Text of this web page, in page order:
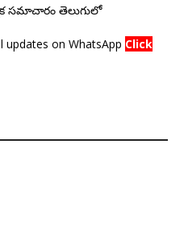
సమాచారం తెలుగులో
updates on WhatsApp Click